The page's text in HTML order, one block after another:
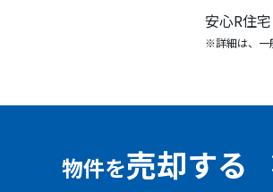
安心R住
※詳細は、一
物件を売却する